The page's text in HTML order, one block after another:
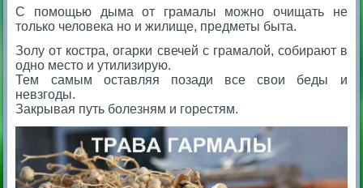
С помощью дыма от грамалы можно очищать не
только человека но и жилище, предметы быта.
Золу от костра, огарки свечей с грамалой, собирают в
одно место и утилизирую.
Тем самым оставляя позади все свои беды и
невзгоды.
Закрывая путь болезням и горестям.